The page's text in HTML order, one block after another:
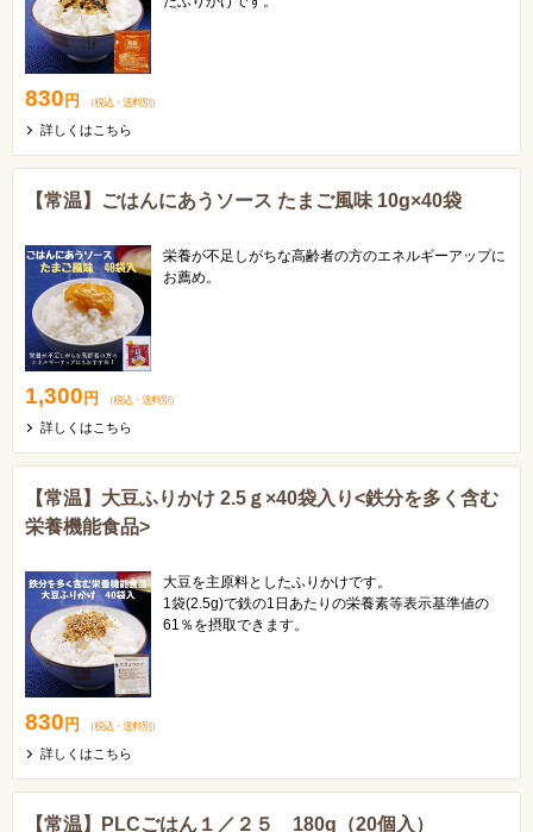
830 円 （税込・ 送料別 ）
詳しくはこちら
【常温】ごはんにあうソース たまご風味 10g×40袋
栄養が不足しがちな高齢者の方のエネルギーアップに
お薦め。
1,300 円 （税込・ 送料別 ）
詳しくはこちら
【常温】大豆ふりかけ 2.5ｇ×40袋入り<鉄分を多く含む
栄養機能食品>
大豆を主原料としたふりかけです。
1袋(2.5g)で鉄の1日あたりの栄養素等表示基準値の
61％を摂取できます。
830 円 （税込・ 送料別 ）
詳しくはこちら
【常温】PLCごはん１／２５ 180g（20個入）